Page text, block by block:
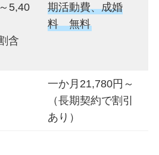
5,40
含
期活動費、成婚
料 無料
一か月21,780円～
（長期契約で割引
あり）